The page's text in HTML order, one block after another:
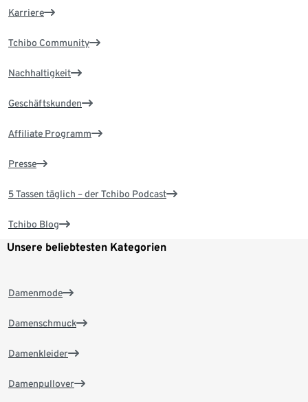
Karriere
Tchibo Community
Nachhaltigkeit
Geschäftskunden
Affiliate Programm
Presse
5 Tassen täglich – der Tchibo Podcast
Tchibo Blog
Unsere beliebtesten Kategorien
Damenmode
Damenschmuck
Damenkleider
Damenpullover